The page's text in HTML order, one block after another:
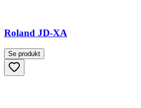
Roland JD-XA
Se produkt